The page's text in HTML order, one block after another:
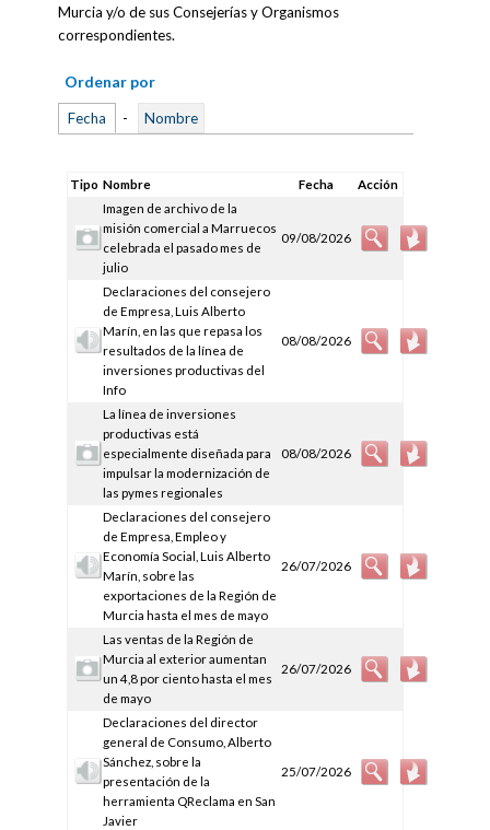
Murcia y/o de sus Consejerías y Organismos
correspondientes.
Ordenar por
Fecha - Nombre
Tipo Nombre Fecha
Acción
Imagen de archivo de la
misión comercial a Marruecos
celebrada el pasado mes de
julio
09/08/2026
Declaraciones del consejero
de Empresa, Luis Alberto
Marín, en las que repasa los
resultados de la línea de
inversiones productivas del
Info
08/08/2026
La línea de inversiones
productivas está
especialmente diseñada para
impulsar la modernización de
las pymes regionales
08/08/2026
Declaraciones del consejero
de Empresa, Empleo y
Economía Social, Luis Alberto
Marín, sobre las
exportaciones de la Región de
Murcia hasta el mes de mayo
26/07/2026
Las ventas de la Región de
Murcia al exterior aumentan
un 4,8 por ciento hasta el mes
de mayo
26/07/2026
Declaraciones del director
general de Consumo, Alberto
Sánchez, sobre la
presentación de la
herramienta QReclama en San
Javier
25/07/2026